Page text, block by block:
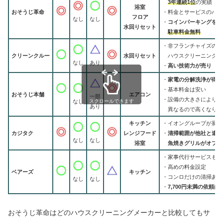
おそうじ革命
なし
なし
浴室
フロア
水回りセット
3年連続1位の実績
・料金とサービスのバ
・ コインパーキングを
駐車料金無料
クリーンクルー
なし
あり
水回りセット
・非フランチャイズの
ハウスクリーニング
・ 高い技術力が売り
おそうじ本舗
なし
一部
あり
エアコン
・ 家電の分解洗浄が得意
・基本料金は安い
・設備の大きさにより
異なるので高くなり
カジタク
なし
なし
キッチン
レンジフード
浴室
・イオングループが展
・ 清掃範囲が他社と違
魚焼きグリルがオプ
ベアーズ
なし
なし
キッチン
・家事代行サービスも
・高めの料金設定
・コンロだけの清掃あり
・ 7,700円未満の依頼は
スクロールできます
おそうじ革命はどのハウスクリーニングメーカーと比較してもサ